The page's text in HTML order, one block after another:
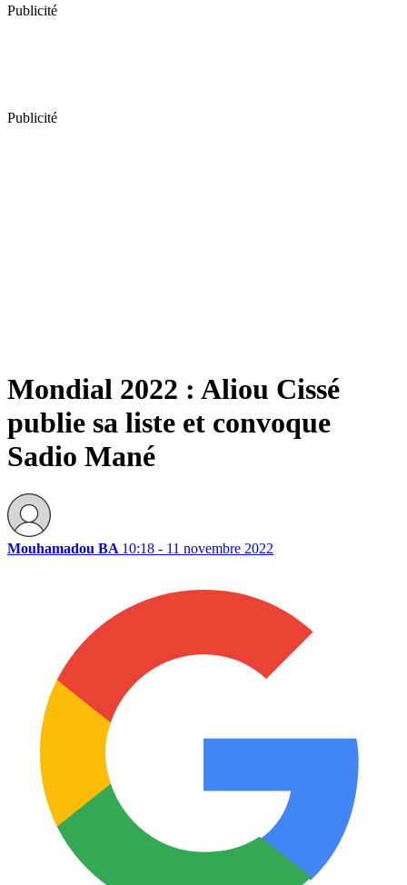
Publicité
Publicité
Mondial 2022 : Aliou Cissé
publie sa liste et convoque
Sadio Mané
Mouhamadou BA 10:18 - 11 novembre 2022